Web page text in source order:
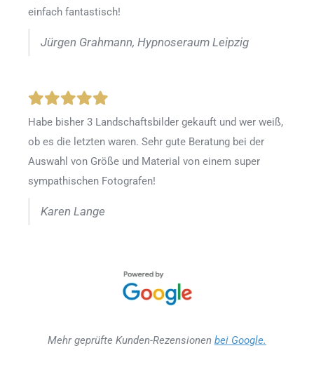
einfach fantastisch!
Jürgen Grahmann, Hypnoseraum Leipzig
Habe bisher 3 Landschaftsbilder gekauft und wer weiß,
ob es die letzten waren. Sehr gute Beratung bei der
Auswahl von Größe und Material von einem super
sympathischen Fotografen!
Karen Lange
Mehr geprüfte Kunden-Rezensionen bei Google.